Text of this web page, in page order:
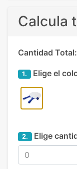
Calcula
Cantidad Total:
1. Elige el
2. Elige